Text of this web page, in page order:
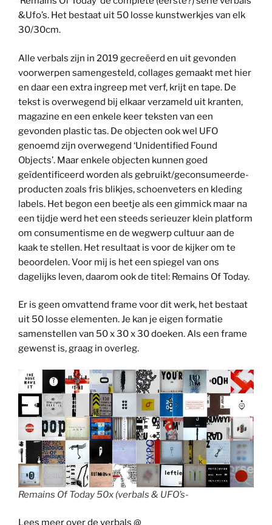
&Ufo’s. Het bestaat uit 50 losse kunstwerkjes van elk
30/30cm.
Alle verbals zijn in 2019 gecreëerd en uit gevonden
voorwerpen samengesteld, collages gemaakt met hier
en daar een extra ingreep met verf, krijt en tape. De
tekst is overwegend bij elkaar verzameld uit kranten,
magazine en een enkele keer teksten van een
gevonden plastic tas. De objecten ook wel UFO
genoemd zijn overwegend ‘Unidentified Found
Objects’. Maar enkele objecten kunnen goed
geïdentificeerd worden als gebruikt/geconsumeerde-
producten zoals fris blikjes, schoenveters en kleding
labels. Het begon een beetje als een gimmick maar na
een tijdje werd het een steeds serieuzer klein platform
om consumentisme en de wegwerp cultuur aan de
kaak te stellen. Het resultaat is voor de kijker om te
beoordelen. Voor mij is het een spiegel van ons
dagelijks leven, daarom ook de titel: Remains Of Today.
Er is geen omvattend frame voor dit werk, het bestaat
uit 50 losse elementen. Je kan je eigen formatie
samenstellen van 50 x 30 x 30 doeken. Als een frame
gewenst is, graag in overleg.
Remains Of Today 50x (verbals & UFO’s-
Lees meer over de verbals @